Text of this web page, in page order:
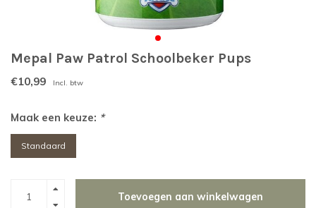
Mepal Paw Patrol Schoolbeker Pups
€10,99 Incl. btw
Maak een keuze: *
Standaard
Toevoegen aan winkelwagen